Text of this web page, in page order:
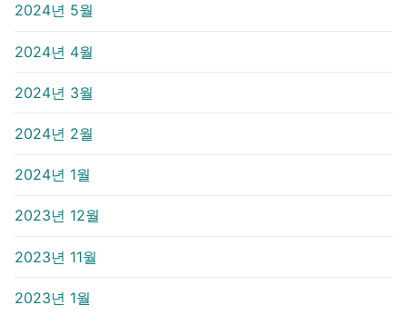
2024년 5월
2024년 4월
2024년 3월
2024년 2월
2024년 1월
2023년 12월
2023년 11월
2023년 1월